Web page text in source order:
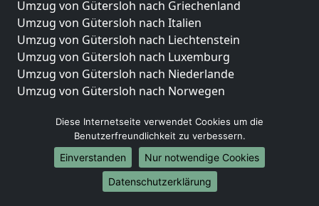
Umzug von Gütersloh nach Griechenland
Umzug von Gütersloh nach Italien
Umzug von Gütersloh nach Liechtenstein
Umzug von Gütersloh nach Luxemburg
Umzug von Gütersloh nach Niederlande
Umzug von Gütersloh nach Norwegen
Umzüge-Deutschlandweit
Umzug von Gütersloh nach Berlin
Umzug von Gütersloh nach Hamburg
Umzug von Gütersloh nach München
Umzug von Gütersloh nach Köln
Diese Internetseite verwendet Cookies um die
Benutzerfreundlichkeit zu verbessern.
Einverstanden
Nur notwendige Cookies
Datenschutzerklärung